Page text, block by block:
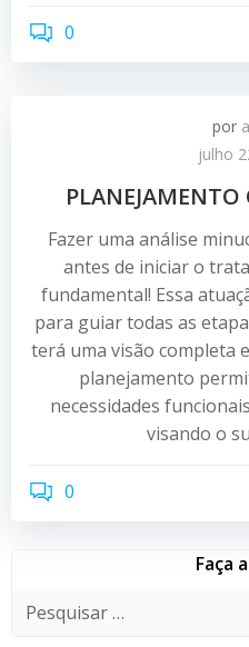
0
por
julho
Fazer uma análise
antes de iniciar o
fundamental! Essa
para guiar todas as
terá uma visão completa
planejamento
necessidades
visando o
0
Faça